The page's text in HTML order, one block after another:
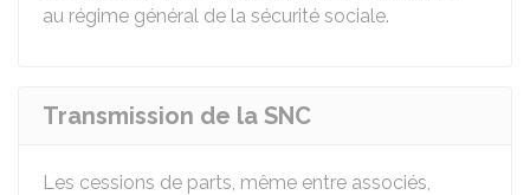
au régime général de la sécurité sociale.
Transmission de la SNC
Les cessions de parts, même entre associés,